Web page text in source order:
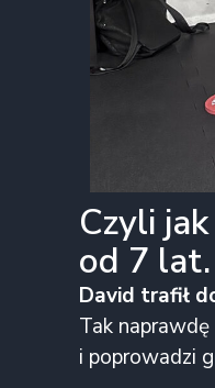
Czyli
od 7 lat.
David trafił
Tak
i poprowadzi